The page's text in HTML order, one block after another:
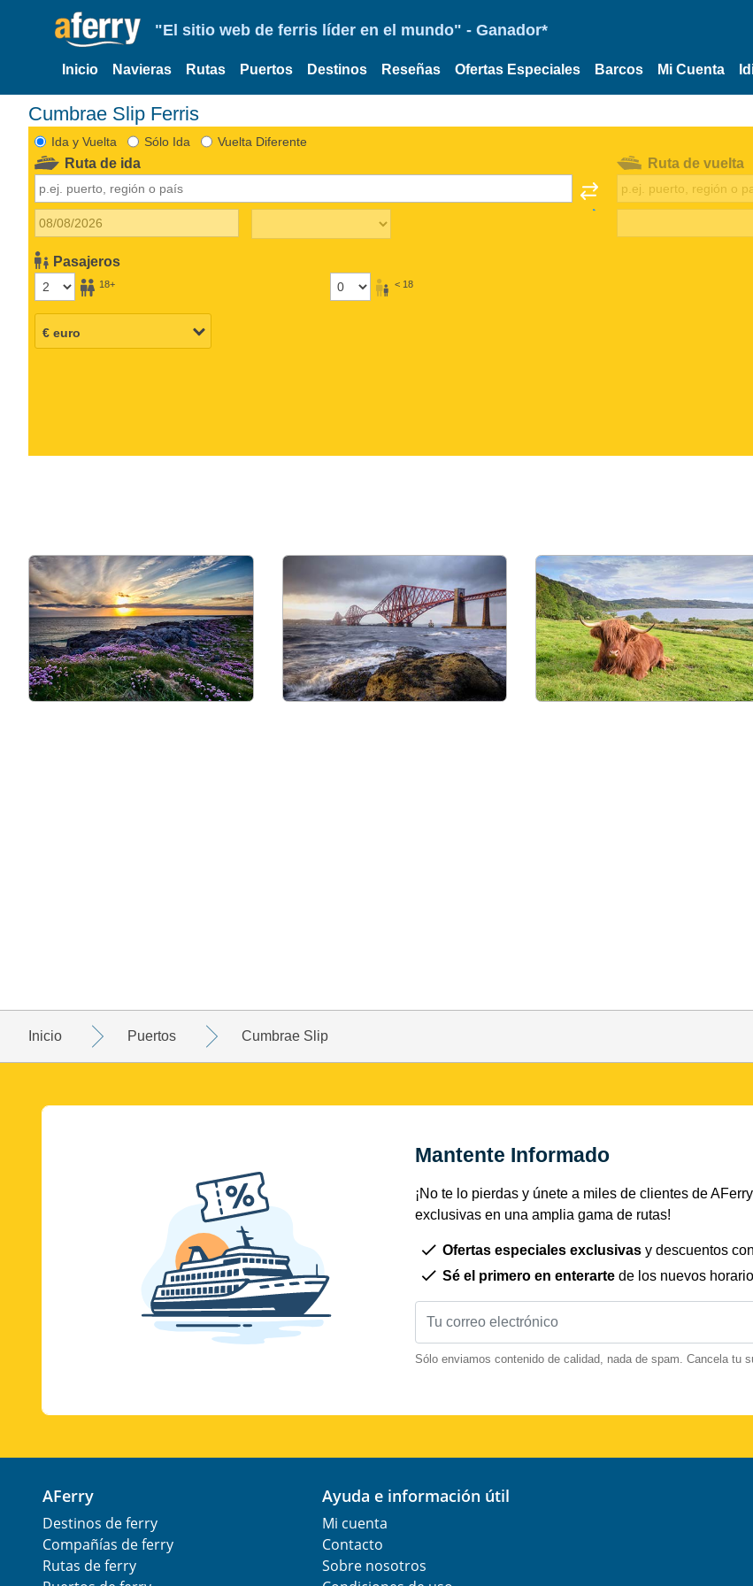
"El sitio web de ferris líder en el mundo" - Ganador*
Inicio Navieras Rutas Puertos Destinos Reseñas Ofertas Especiales Barcos Mi Cuenta
Cumbrae Slip Ferris
Ida y Vuelta Sólo Ida Vuelta Diferente
Ruta de ida
Pasajeros
18+ < 18
Ruta de vuelta
Inicio Puertos Cumbrae Slip
Mantente Informado
¡No te lo pierdas y únete a miles de clientes de
exclusivas en una amplia gama de rutas!
Ofertas especiales exclusivas y descuentos
Sé el primero en enterarte de los nuevos
Sólo enviamos contenido de calidad, nada de spam. Cancela tu
AFerry
Destinos de ferry
Compañías de ferry
Rutas de ferry
Ayuda e información útil
Mi cuenta
Contacto
Sobre nosotros